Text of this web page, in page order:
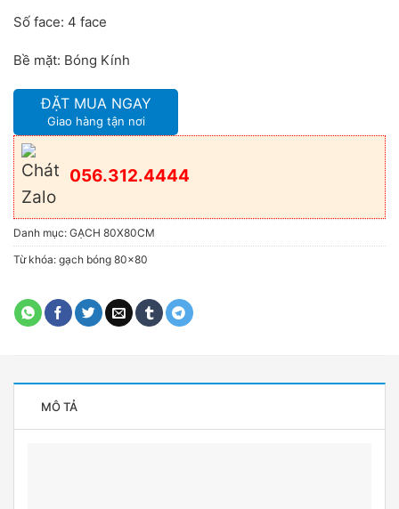
Số face: 4 face
Bề mặt: Bóng Kính
ĐẶT MUA NGAY
Giao hàng tận nơi
056.312.4444
Danh mục: GẠCH 80X80CM
Từ khóa: gạch bóng 80x80
MÔ TẢ